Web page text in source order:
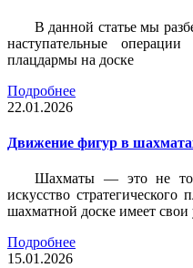
В данной статье мы
наступательные
плацдармы на доске
Подробнее
22.01.2026
Движение фигур в
Шахматы — это не
искусство
шахматной доске имеет
Подробнее
15.01.2026